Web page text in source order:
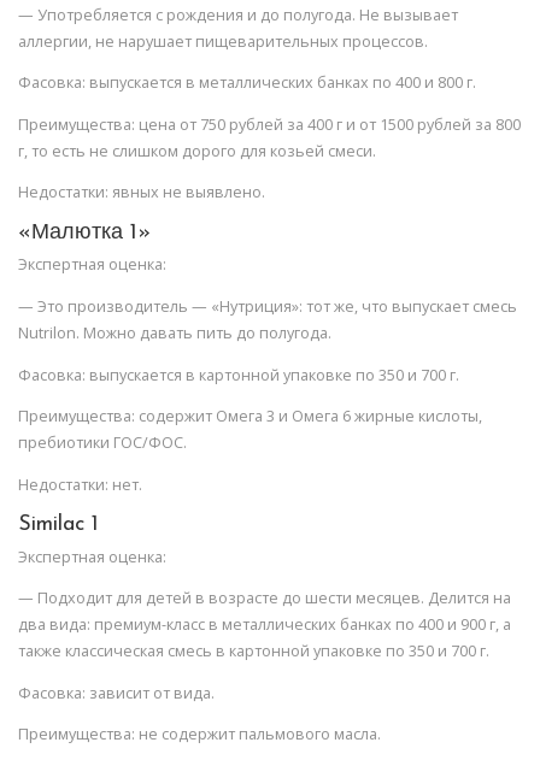
— Употребляется с рождения и до полугода. Не вызывает
аллергии, не нарушает пищеварительных процессов.
Фасовка: выпускается в металлических банках по 400 и 800 г.
Преимущества: цена от 750 рублей за 400 г и от 1500 рублей за 800
г, то есть не слишком дорого для козьей смеси.
Недостатки: явных не выявлено.
«Малютка 1»
Экспертная оценка:
— Это производитель — «Нутриция»: тот же, что выпускает смесь
Nutrilon. Можно давать пить до полугода.
Фасовка: выпускается в картонной упаковке по 350 и 700 г.
Преимущества: содержит Омега 3 и Омега 6 жирные кислоты,
пребиотики ГОС/ФОС.
Недостатки: нет.
Similac 1
Экспертная оценка:
— Подходит для детей в возрасте до шести месяцев. Делится на
два вида: премиум-класс в металлических банках по 400 и 900 г, а
также классическая смесь в картонной упаковке по 350 и 700 г.
Фасовка: зависит от вида.
Преимущества: не содержит пальмового масла.